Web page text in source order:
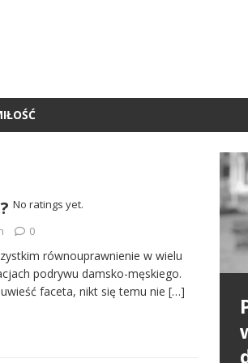
No ratings yet.
0
równouprawnienie w wielu
podrywu damsko-męskiego.
faceta, nikt się temu nie […]